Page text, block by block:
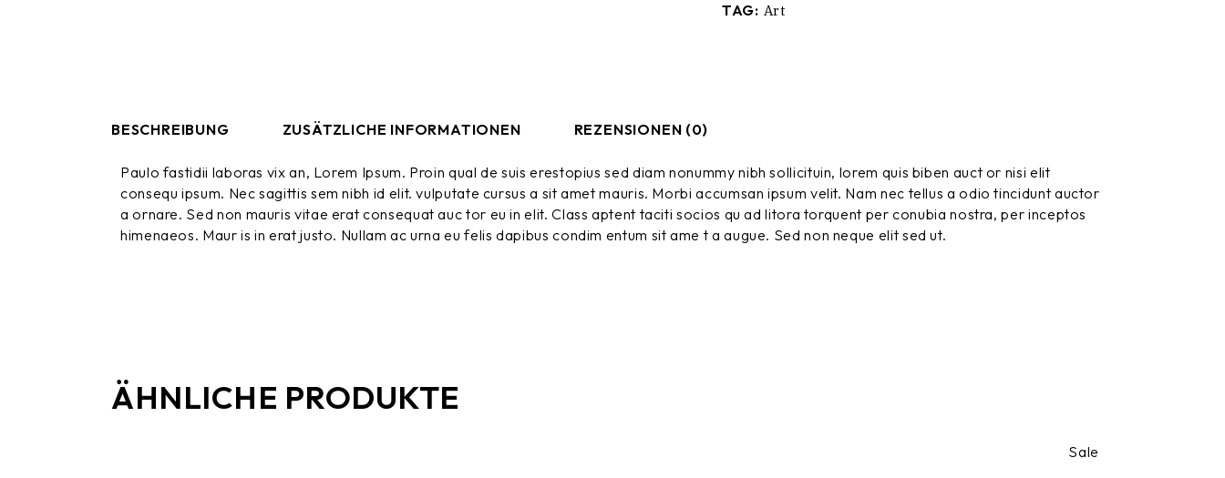
TAG: Art
BESCHREIBUNG ZUSÄTZLICHE INFORMATIONEN REZENSIONEN (0)
Paulo fastidii laboras vix an, Lorem Ipsum. Proin qual de suis erestopius sed diam nonummy nibh sollicituin, lorem quis biben auct or nisi elit
consequ ipsum. Nec sagittis sem nibh id elit. vulputate cursus a sit amet mauris. Morbi accumsan ipsum velit. Nam nec tellus a odio tincidunt auctor
a ornare. Sed non mauris vitae erat consequat auc tor eu in elit. Class aptent taciti socios qu ad litora torquent per conubia nostra, per inceptos
himenaeos. Maur is in erat justo. Nullam ac urna eu felis dapibus condim entum sit ame t a augue. Sed non neque elit sed ut.
ÄHNLICHE PRODUKTE
Sale